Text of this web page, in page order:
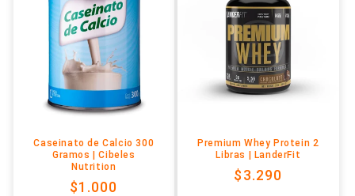
Caseinato de Calcio 300
Gramos | Cibeles
Nutrition
Precio
$1.000
Premium Whey Protein 2
Libras | LanderFit
Precio
$3.290